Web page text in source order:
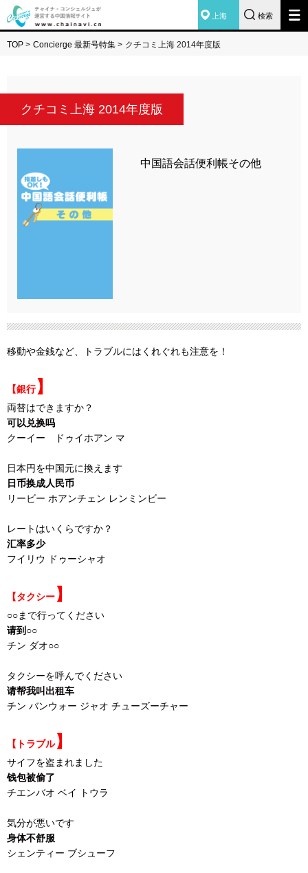
上海 検索
TOP > Concierge 最新号特集 > クチコミ上海 2014年度版
クチコミ上海 2014年度版
中国語会話便利帳その他
移動や金銭など、トラブルにはくれぐれも注意を！
【銀行】
両替はできますか？
可以兑换吗
クーイー ドゥイホアン マ
日本円を中国元に換えます
日币换成人民币
リービー ホアンチェン レンミンビー
レートはいくらですか？
汇率多少
フイリウ ドゥーシャオ
【タクシー 】
○○まで行ってください
请到○○
チン ダオ○○
タクシーを呼んでください
请帮我叫出租车
チン バンウォー ジャオ チューズーチャー
【トラブル】
サイフを盗まれました
钱包被偷了
チエンバオ ベイ トウラ
気分が悪いです
身体不舒服
シェンティー ブシューフ